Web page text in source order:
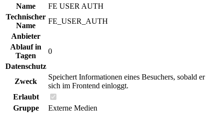
Name
FE USER AUTH
Technischer
Name
FE_USER_AUTH
Anbieter
Ablauf in
Tagen
0
Datenschutz
Zweck
Speichert Informationen eines Besuchers, sobald er
sich im Frontend einloggt.
Erlaubt
Gruppe
Externe Medien